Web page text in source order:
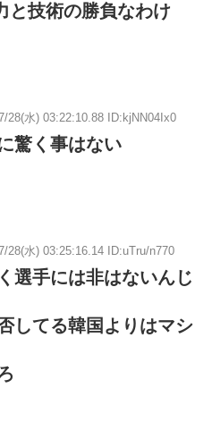
と技術の勝負なわけ
28(水) 03:22:10.88 ID:kjNN04Ix0
驚く事はない
28(水) 03:25:16.14 ID:uTru/n770
選手には非はないんじ
してる韓国よりはマシ